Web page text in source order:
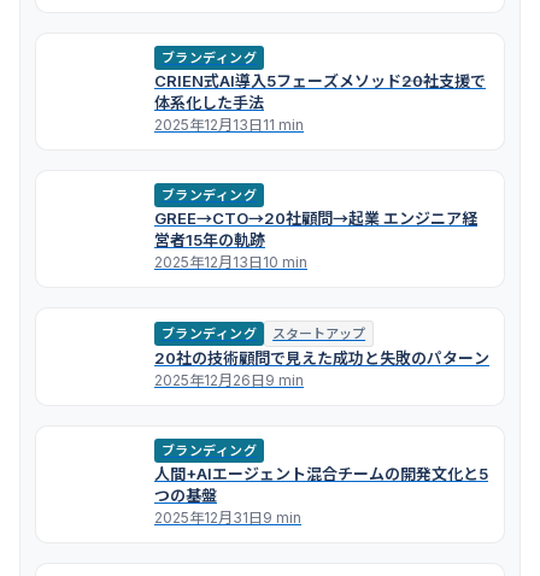
ブランディング
CRIEN式AI導入5フェーズメソッド――20社支援で
体系化した手法
2025年12月13日11 min
ブランディング
GREE→CTO→20社顧問→起業 エンジニア経
営者15年の軌跡
2025年12月13日10 min
ブランディング スタートアップ
20社の技術顧問で見えた成功と失敗のパターン
2025年12月26日9 min
ブランディング
人間+AIエージェント混合チームの開発文化と5
つの基盤
2025年12月31日9 min